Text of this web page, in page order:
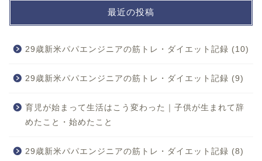
最近の投稿
29歳新米パパエンジニアの筋トレ・ダイエット記録 (10)
29歳新米パパエンジニアの筋トレ・ダイエット記録 (9)
育児が始まって生活はこう変わった｜子供が生まれて辞
めたこと・始めたこと
29歳新米パパエンジニアの筋トレ・ダイエット記録 (8)